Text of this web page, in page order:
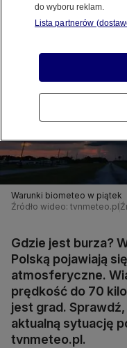
Warunki biometeo w piątek
Źródło wideo: tvnmeteo.pl
Gdzie jest burza?
Polską pojawiają
atmosferyczne.
prędkość do 70
jest grad.
aktualną sytuację
tvnmeteo.pl.
do wyboru reklam.
Lista partnerów